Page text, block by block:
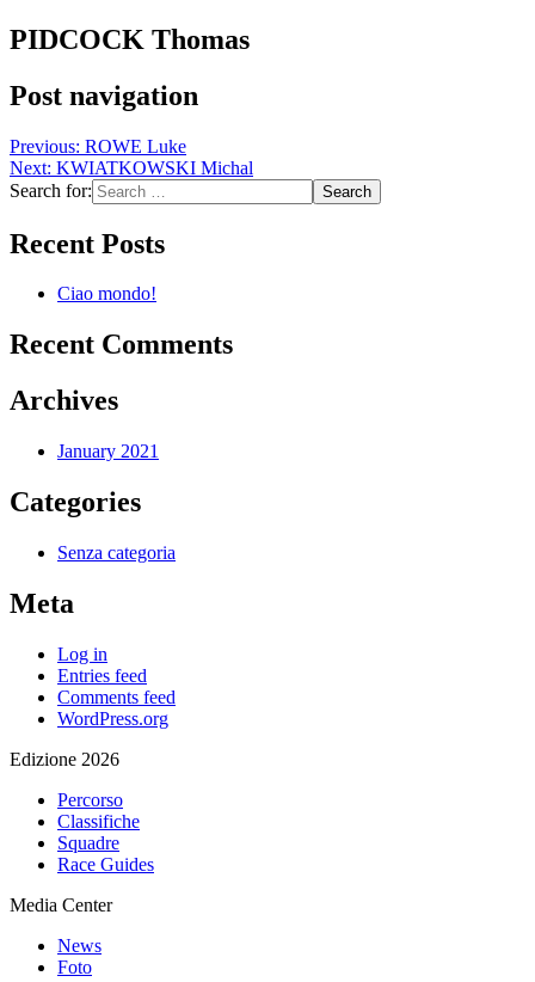
PIDCOCK Thomas
Post navigation
Previous: ROWE Luke
Next: KWIATKOWSKI Michal
Search for:
Recent Posts
Ciao mondo!
Recent Comments
Archives
January 2021
Categories
Senza categoria
Meta
Log in
Entries feed
Comments feed
WordPress.org
Edizione 2026
Percorso
Classifiche
Squadre
Race Guides
Media Center
News
Foto